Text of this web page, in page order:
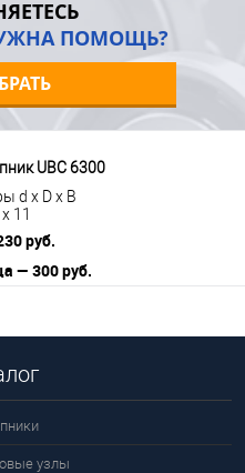
ПОМОЩЬ?
UBC 6300
d x D x B
11
руб.
— 300 руб.
узлы